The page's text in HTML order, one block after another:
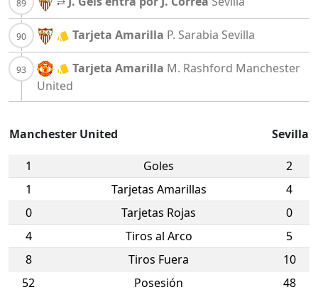
Tarjeta Amarilla P. Sarabia Sevilla
Tarjeta Amarilla M. Rashford Manchester
United
Manchester United Sevilla
1 Goles
2
1
Tarjetas Amarillas
4
0
Tarjetas Rojas
0
4
Tiros al Arco
5
8
Tiros Fuera
10
52
Posesión
48